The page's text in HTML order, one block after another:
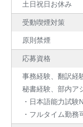
土日祝日お休み
受動喫煙対策
原則禁煙
応募資格
事務経験、翻訳経
秘書経験、部内ア
・日本語能力試験
・フルタイム勤務